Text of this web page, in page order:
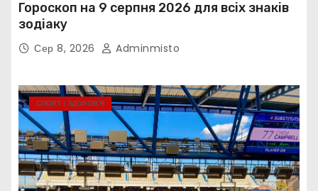
Гороскоп на 9 серпня 2026 для всіх знаків
зодіаку
Сер 8, 2026 Adminmisto
СПОРТ І ЗДОРОВ’Я